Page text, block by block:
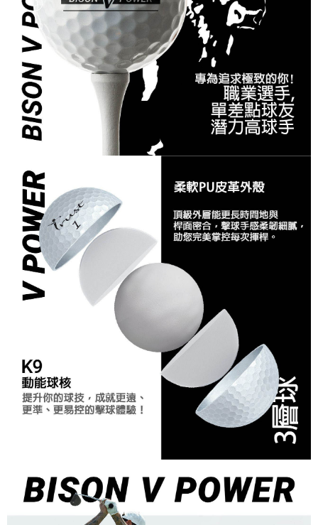
任。
４．使用「AFTEE先享後付」時，將依據個別帳號之用戶狀況，依本公司即
時審查核予不同之上限額度；若仍有額度不足之情形，本公司將視審查結果
請求用戶進行身份認證。
５．嚴禁一人註冊多個帳號或使用他人資訊註冊。若發現惡意使用之情形，
恩沛科技股份有限公司將有權停止該用戶之使用額度並採取法律行動。